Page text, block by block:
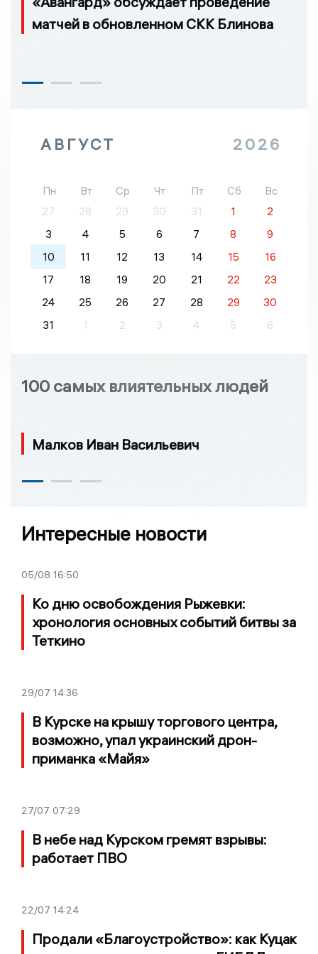
матчей в обновленном СКК Блинова
АВГУСТ 2026
Пн Вт Ср Чт Пт Сб
Вс
27
28 29 30 31 1
2
3
4 5 6 7 8
9
10
11 12 13 14 15
16
17
18 19 20 21 22
23
24
25 26 27 28 29
30
31
1 2 3 4 5 6
100 самых влиятельных людей
Малков Иван Васильевич
Интересные новости
05/08 16:50
Ко дню освобождения Рыжевки:
хронология основных событий битвы за
Теткино
29/07 14:36
В Курске на крышу торгового центра,
возможно, упал украинский дрон-
приманка «Майя»
27/07 07:29
В небе над Курском гремят взрывы:
работает ПВО
22/07 14:24
Продали «Благоустройство»: как Куцак